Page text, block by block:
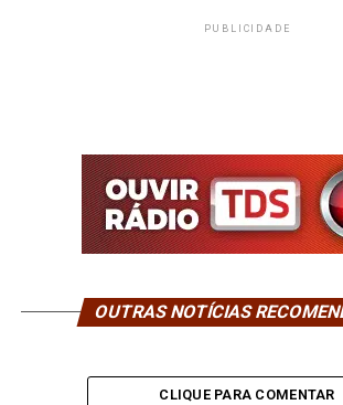
PUBLICIDADE
OUTRAS NOTÍCIAS
CLIQUE PARA COMENTAR